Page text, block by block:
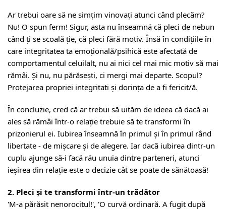
Ar trebui oare să ne simțim vinovați atunci când plecăm?
Nu! O spun ferm! Sigur, asta nu înseamnă că pleci de nebun
când ți se scoală ție, că pleci fără motiv. Însă în condițiile în
care integritatea ta emoțională/psihică este afectată de
comportamentul celuilalt, nu ai nici cel mai mic motiv să mai
rămâi. Și nu, nu părăsești, ci mergi mai departe. Scopul?
Protejarea propriei integritati și dorința de a fi fericit/ă.
În concluzie, cred că ar trebui să uităm de ideea că dacă ai
ales să rămâi într-o relație trebuie să te transformi în
prizonierul ei. Iubirea înseamnă în primul și în primul rând
libertate - de mișcare și de alegere. Iar dacă iubirea dintr-un
cuplu ajunge să-i facă rău unuia dintre parteneri, atunci
ieșirea din relație este o decizie cât se poate de sănătoasă!
2. Pleci și te transformi într-un trădător
'M-a părăsit nenorocitul!', 'O curvă ordinară. A fugit după